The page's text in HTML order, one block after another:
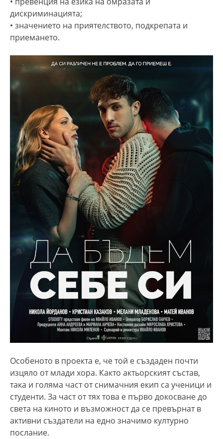
дискриминацията;
• значението на приятелството, подкрепата и
приемането.
Особеното в проекта е, че той е създаден почти
изцяло от млади хора. Както актьорският състав,
така и голяма част от снимачния екип са ученици и
студенти. За част от тях това е първо докосване до
света на киното и възможност да се превърнат в
активни създатели на едно значимо културно
послание.